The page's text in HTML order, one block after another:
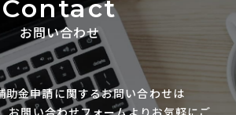
Contact
お問い合わせ
助金申請に関するお問い合わせは